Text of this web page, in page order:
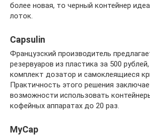
более новая, то черный контейнер
лоток.
Capsulin
Французский производитель
резервуаров из пластика за 500
комплект дозатор и самоклеящиеся
Практичность этого решения
возможности использовать
кофейных аппаратах до 20 раз.
MyCap